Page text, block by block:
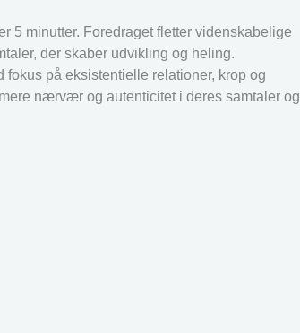
5 minutter. Foredraget fletter videnskabelige
der skaber udvikling og heling.
på eksistentielle relationer, krop og
nærvær og autenticitet i deres samtaler og